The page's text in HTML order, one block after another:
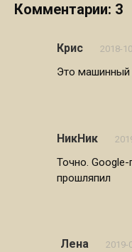
Комментарии: 3
Крис 2018-
Это машинный
НикНик
Точно.
прошляпил
Лена 2019-